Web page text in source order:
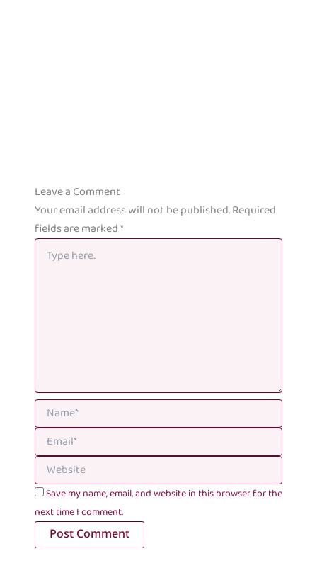
Leave a Comment
Your email address will not be published.Required
fields are marked*
Save my name, email, and website in this browser for the
next time I comment.